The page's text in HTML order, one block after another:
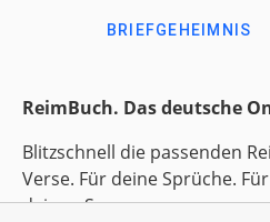
BRIEFGEHEIMNIS
ReimBuch. Das deutsche
Blitzschnell die passenden
Verse. Für deine Sprüche.
deinen Song.